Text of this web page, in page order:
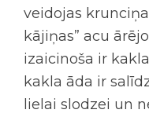
veidojas
kājiņas” acu
izaicinoša ir
kakla āda ir
lielai slodzei un